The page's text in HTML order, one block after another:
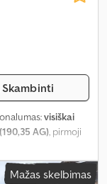
Skambinti
visiškai
AG), pirmoji
2 ašys, emisijos
235/75 R17.5,
Mažas skelbimas